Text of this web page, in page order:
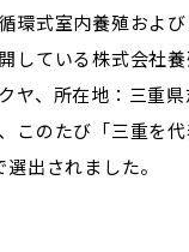
福岡エリ
長崎エリ
大分エリ
鹿児島エ
環式室内養殖およ
している株式会社
ヤ、所在地：三重
このたび「三重を
出されました。